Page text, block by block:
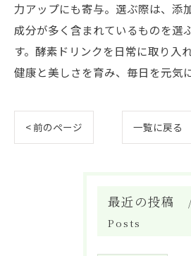
力アップにも寄与。選ぶ際は、添
成分が多く含まれているものを選
す。酵素ドリンクを日常に取り入
健康と美しさを育み、毎日を元気
< 前のページ 一覧に戻る
最近の投稿
Posts